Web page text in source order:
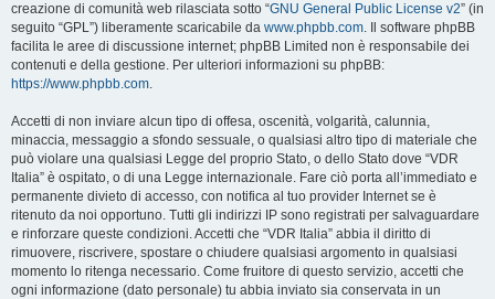
creazione di comunità web rilasciata sotto “GNU General Public License v2” (in
seguito “GPL”) liberamente scaricabile da www.phpbb.com. Il software phpBB
facilita le aree di discussione internet; phpBB Limited non è responsabile dei
contenuti e della gestione. Per ulteriori informazioni su phpBB:
https://www.phpbb.com.
Accetti di non inviare alcun tipo di offesa, oscenità, volgarità, calunnia,
minaccia, messaggio a sfondo sessuale, o qualsiasi altro tipo di materiale che
può violare una qualsiasi Legge del proprio Stato, o dello Stato dove “VDR
Italia” è ospitato, o di una Legge internazionale. Fare ciò porta all’immediato e
permanente divieto di accesso, con notifica al tuo provider Internet se è
ritenuto da noi opportuno. Tutti gli indirizzi IP sono registrati per salvaguardare
e rinforzare queste condizioni. Accetti che “VDR Italia” abbia il diritto di
rimuovere, riscrivere, spostare o chiudere qualsiasi argomento in qualsiasi
momento lo ritenga necessario. Come fruitore di questo servizio, accetti che
ogni informazione (dato personale) tu abbia inviato sia conservata in un